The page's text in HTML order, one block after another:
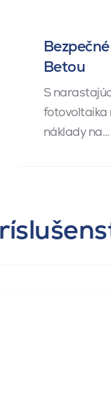
Betou
S
fotovoltaika
náklady na…